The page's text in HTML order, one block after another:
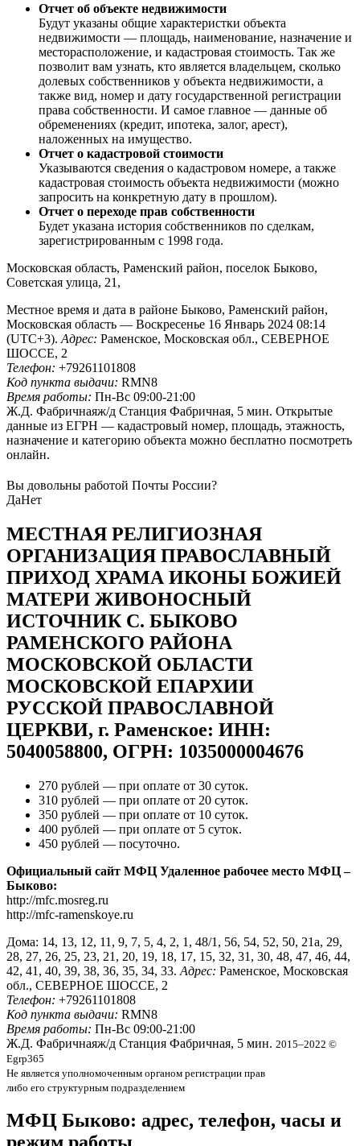
Отчет об объекте недвижимости
Будут указаны общие характеристки объекта
недвижимости — площадь, наименование, назначение и
месторасположение, и кадастровая стоимость. Так же
позволит вам узнать, кто является владельцем, сколько
долевых собственников у объекта недвижимости, а
также вид, номер и дату государственной регистрации
права собственности. И самое главное — данные об
обременениях (кредит, ипотека, залог, арест),
наложенных на имущество.
Отчет о кадастровой стоимости
Указываются сведения о кадастровом номере, а также
кадастровая стоимость объекта недвижимости (можно
запросить на конкретную дату в прошлом).
Отчет о переходе прав собственности
Будет указана история собственников по сделкам,
зарегистрированным с 1998 года.
Московская область, Раменский район, поселок Быково,
Советская улица, 21,
Местное время и дата в районе Быково, Раменский район,
Московская область — Воскресенье 16 Январь 2024 08:14
(UTC+3). Адрес: Раменское, Московская обл., СЕВЕРНОЕ
ШОССЕ, 2
Телефон: +79261101808
Код пункта выдачи: RMN8
Время работы: Пн-Вс 09:00-21:00
Ж.Д. Фабричнаяж/д Станция Фабричная, 5 мин. Открытые
данные из ЕГРН — кадастровый номер, площадь, этажность,
назначение и категорию объекта можно бесплатно посмотреть
онлайн.
Вы довольны работой Почты России?
ДаНет
МЕСТНАЯ РЕЛИГИОЗНАЯ
ОРГАНИЗАЦИЯ ПРАВОСЛАВНЫЙ
ПРИХОД ХРАМА ИКОНЫ БОЖИЕЙ
МАТЕРИ ЖИВОНОСНЫЙ
ИСТОЧНИК С. БЫКОВО
РАМЕНСКОГО РАЙОНА
МОСКОВСКОЙ ОБЛАСТИ
МОСКОВСКОЙ ЕПАРХИИ
РУССКОЙ ПРАВОСЛАВНОЙ
ЦЕРКВИ, г. Раменское: ИНН:
5040058800, ОГРН: 1035000004676
270 рублей — при оплате от 30 суток.
310 рублей — при оплате от 20 суток.
350 рублей — при оплате от 10 суток.
400 рублей — при оплате от 5 суток.
450 рублей — посуточно.
Официальный сайт МФЦ Удаленное рабочее место МФЦ –
Быково:
http://mfc.mosreg.ru
http://mfc-ramenskoye.ru
Дома: 14, 13, 12, 11, 9, 7, 5, 4, 2, 1, 48/1, 56, 54, 52, 50, 21а, 29,
28, 27, 26, 25, 23, 21, 20, 19, 18, 17, 15, 32, 31, 30, 48, 47, 46, 44,
42, 41, 40, 39, 38, 36, 35, 34, 33. Адрес: Раменское, Московская
обл., СЕВЕРНОЕ ШОССЕ, 2
Телефон: +79261101808
Код пункта выдачи: RMN8
Время работы: Пн-Вс 09:00-21:00
Ж.Д. Фабричнаяж/д Станция Фабричная, 5 мин. 2015–2022 ©
Egrp365
Не является уполномоченным органом регистрации прав
либо его структурным подразделением
МФЦ Быково: адрес, телефон, часы и